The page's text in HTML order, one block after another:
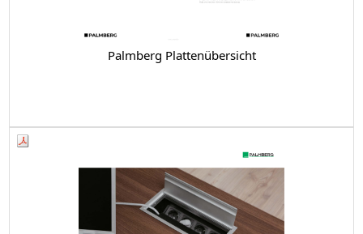
Palmberg Plattenübersicht